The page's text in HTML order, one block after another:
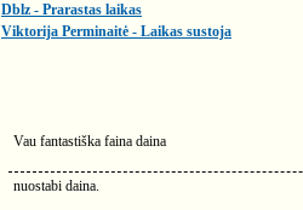
Dblz - Prarastas laikas
Viktorija Perminaitė - Laikas sustoja
Vau fantastiška faina daina
nuostabi daina.